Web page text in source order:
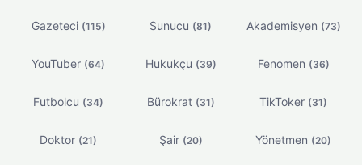
Gazeteci (115) Sunucu (81) Akademisyen (73)
YouTuber (64) Hukukçu (39) Fenomen (36)
Futbolcu (34) Bürokrat (31) TikToker (31)
Doktor (21) Şair (20) Yönetmen (20)